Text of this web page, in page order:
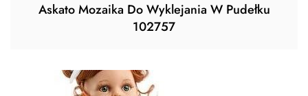
Askato Mozaika Do Wyklejania W Pudełku
102757